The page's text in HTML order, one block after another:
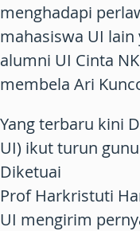
menghadapi
mahasiswa UI
alumni UI Cinta
membela Ari
Yang terbaru kini
UI) ikut turun
Diketuai
Prof Harkristuti
UI mengirim